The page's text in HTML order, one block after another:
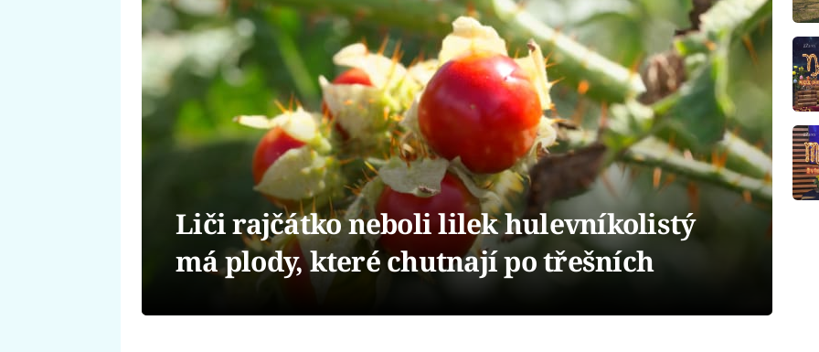
Liči rajčátko neboli lilek hulevníkolistý
má plody, které chutnají po třešních